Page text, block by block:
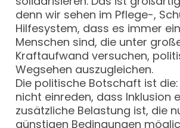
denn wir sehen im Pflege-,
Hilfesystem, dass es immer
Menschen sind, die unter
Kraftaufwand versuchen,
Wegsehen auszugleichen.
Die politische Botschaft ist
nicht einreden, dass Inklusion
zusätzliche Belastung ist, die
günstigen Bedingungen